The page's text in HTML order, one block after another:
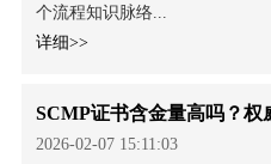
个流程知识脉络...
详细>>
SCMP证书含金量高吗？权
2026-02-07 15:11:03